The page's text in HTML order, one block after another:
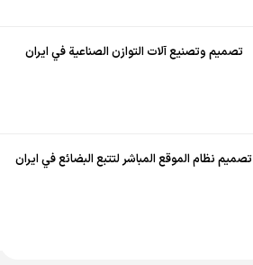
تصميم وتصنيع آلات التوازن الصناعية في ايران
تصميم نظام الموقع المباشر لتتبع البضائع في ايران